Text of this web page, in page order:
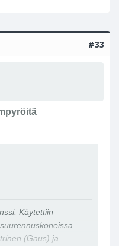
#33
Käytettiin
(Gaus) ja